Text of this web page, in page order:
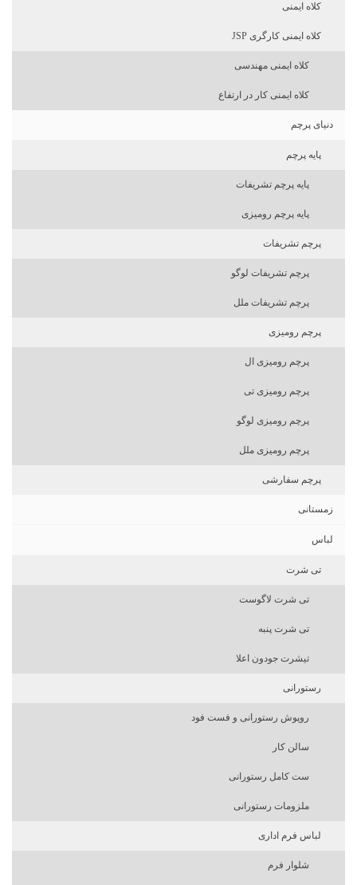
کلاه ایمنی
کلاه ایمنی کارگری JSP
کلاه ایمنی مهندسی
کلاه ایمنی کار در ارتفاع
دنیای پرچم
پایه پرچم
پایه پرچم تشریفات
پایه پرچم رومیزی
پرچم تشریفات
پرچم تشریفات لوگو
پرچم تشریفات ملل
پرچم رومیزی
پرچم رومیزی ال
پرچم رومیزی تی
پرچم رومیزی لوگو
پرچم رومیزی ملل
پرچم سفارشی
زمستانی
لباس
تی شرت
تی شرت لاگوست
تی شرت پنبه
تیشرت جودون اعلا
رستورانی
روپوش رستورانی و فست فود
سالن کار
ست کامل رستورانی
ملزومات رستورانی
لباس فرم اداری
شلوار فرم